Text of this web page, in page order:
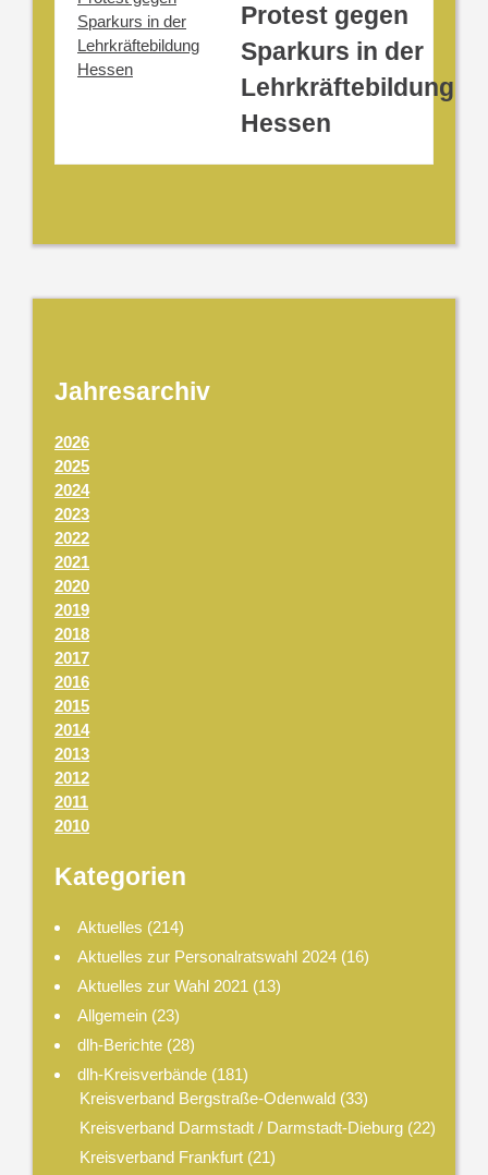
Protest gegen
Sparkurs in der
Lehrkräftebildung
Hessen
Jahresarchiv
2026
2025
2024
2023
2022
2021
2020
2019
2018
2017
2016
2015
2014
2013
2012
2011
2010
Kategorien
Aktuelles (214)
Aktuelles zur Personalratswahl 2024 (16)
Aktuelles zur Wahl 2021 (13)
Allgemein (23)
dlh-Berichte (28)
dlh-Kreisverbände (181)
Kreisverband Bergstraße-Odenwald(33)
Kreisverband Darmstadt / Darmstadt-Dieburg(22)
Kreisverband Frankfurt(21)